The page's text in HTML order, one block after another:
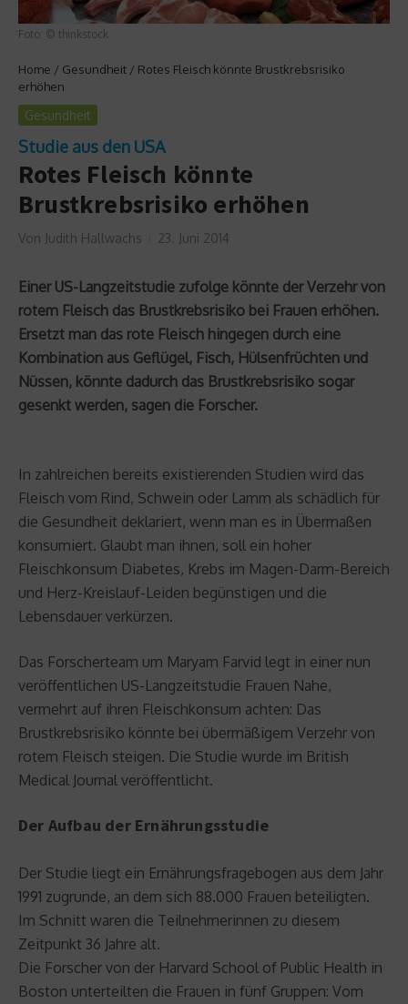
Foto: © thinkstock
Home / Gesundheit / Rotes Fleisch könnte Brustkrebsrisiko
erhöhen
Gesundheit
Studie aus den USA
Rotes Fleisch könnte
Brustkrebsrisiko erhöhen
Von Judith Hallwachs 23. Juni 2014
Einer US-Langzeitstudie zufolge könnte der Verzehr von
rotem Fleisch das Brustkrebsrisiko bei Frauen erhöhen.
Ersetzt man das rote Fleisch hingegen durch eine
Kombination aus Geflügel, Fisch, Hülsenfrüchten und
Nüssen, könnte dadurch das Brustkrebsrisiko sogar
gesenkt werden, sagen die Forscher.
In zahlreichen bereits existierenden Studien wird das
Fleisch vom Rind, Schwein oder Lamm als schädlich für
die Gesundheit deklariert, wenn man es in Übermaßen
konsumiert. Glaubt man ihnen, soll ein hoher
Fleischkonsum Diabetes, Krebs im Magen-Darm-Bereich
und Herz-Kreislauf-Leiden begünstigen und die
Lebensdauer verkürzen.
Das Forscherteam um Maryam Farvid legt in einer nun
veröffentlichen US-Langzeitstudie Frauen Nahe,
vermehrt auf ihren Fleischkonsum achten: Das
Brustkrebsrisiko könnte bei übermäßigem Verzehr von
rotem Fleisch steigen. Die Studie wurde im British
Medical Journal veröffentlicht.
Der Aufbau der Ernährungsstudie
Der Studie liegt ein Ernährungsfragebogen aus dem Jahr
1991 zugrunde, an dem sich 88.000 Frauen beteiligten.
Im Schnitt waren die Teilnehmerinnen zu diesem
Zeitpunkt 36 Jahre alt.
Die Forscher von der Harvard School of Public Health in
Boston unterteilten die Frauen in fünf Gruppen: Vom